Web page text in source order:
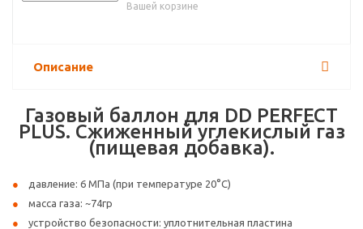
Вашей корзине
Описание
Газовый баллон для DD PERFECT
PLUS. Сжиженный углекислый газ
(пищевая добавка).
давление: 6 МПа (при температуре 20°С)
масса газа: ~74гр
устройство безопасности: уплотнительная пластина